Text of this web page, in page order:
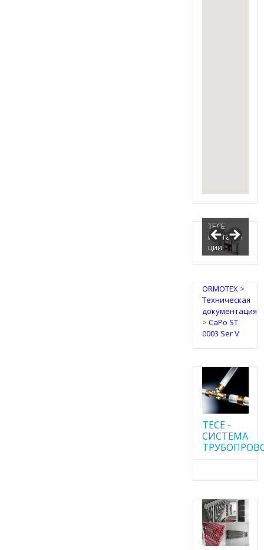
TECE
Инсталля
ции
ORMOTEX>
Техническая
документация
> CaPo ST
0003 Ser V
TECE -
CИСТЕМА